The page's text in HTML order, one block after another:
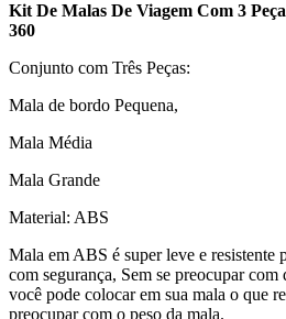
Kit De Malas De Viagem Com 3
360
Conjunto com Três Peças:
Mala de bordo Pequena,
Mala Média
Mala Grande
Material: ABS
Mala em ABS é super leve e resistente
com segurança, Sem se preocupar com
você pode colocar em sua mala o que
preocupar com o peso da mala.